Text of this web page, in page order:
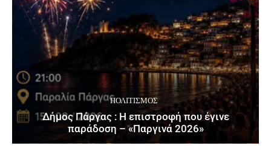
ΠΟΛΙΤΙΣΜΌΣ
Δήμος Πάργας : Η επιστροφή που έγινε
παράδοση – «Παργινά 2026»